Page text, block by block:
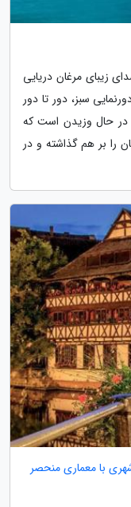
زیبای مرغان دریایی
سبز، دور تا دور
در حال وزیدن است که
را بر هم گذاشته و در
شهری با معماری منحصر